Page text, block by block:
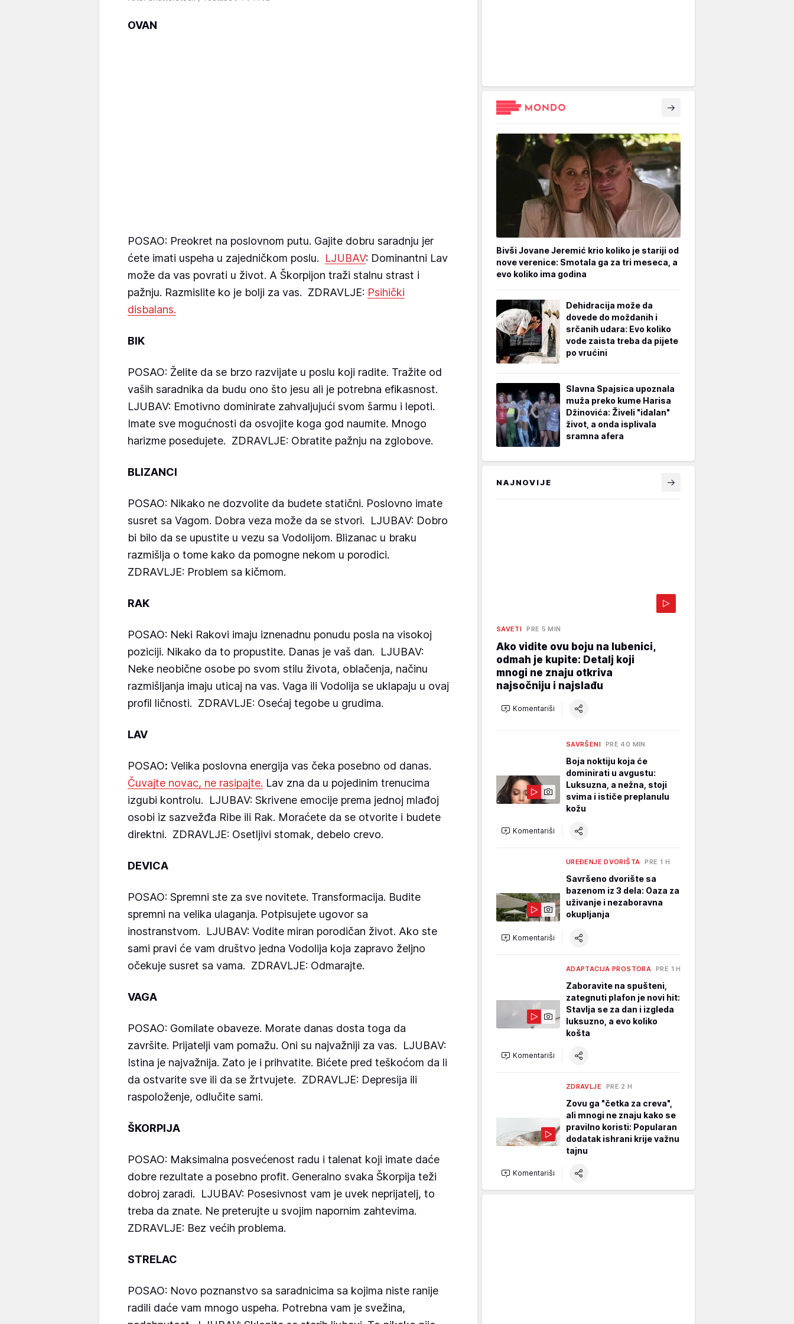
OVAN
POSAO: Preokret na poslovnom putu. Gajite dobru saradnju jer
ćete imati uspeha u zajedničkom poslu. LJUBAV: Dominantni Lav
može da vas povrati u život. A Škorpijon traži stalnu strast i
pažnju. Razmislite ko je bolji za vas. ZDRAVLJE: Psihički
disbalans.
BIK
POSAO: Želite da se brzo razvijate u poslu koji radite. Tražite od
vaših saradnika da budu ono što jesu ali je potrebna efikasnost.
LJUBAV: Emotivno dominirate zahvaljujući svom šarmu i lepoti.
Imate sve mogućnosti da osvojite koga god naumite. Mnogo
harizme posedujete. ZDRAVLJE: Obratite pažnju na zglobove.
BLIZANCI
POSAO: Nikako ne dozvolite da budete statični. Poslovno imate
susret sa Vagom. Dobra veza može da se stvori. LJUBAV: Dobro
bi bilo da se upustite u vezu sa Vodolijom. Blizanac u braku
razmišlja o tome kako da pomogne nekom u porodici.
ZDRAVLJE: Problem sa kičmom.
RAK
POSAO: Neki Rakovi imaju iznenadnu ponudu posla na visokoj
poziciji. Nikako da to propustite. Danas je vaš dan. LJUBAV:
Neke neobične osobe po svom stilu života, oblačenja, načinu
razmišljanja imaju uticaj na vas. Vaga ili Vodolija se uklapaju u ovaj
profil ličnosti. ZDRAVLJE: Osećaj tegobe u grudima.
LAV
POSAO: Velika poslovna energija vas čeka posebno od danas.
Čuvajte novac, ne rasipajte. Lav zna da u pojedinim trenucima
izgubi kontrolu. LJUBAV: Skrivene emocije prema jednoj mlađoj
osobi iz sazvežđa Ribe ili Rak. Moraćete da se otvorite i budete
direktni. ZDRAVLJE: Osetljivi stomak, debelo crevo.
DEVICA
POSAO: Spremni ste za sve novitete. Transformacija. Budite
spremni na velika ulaganja. Potpisujete ugovor sa
inostranstvom. LJUBAV: Vodite miran porodičan život. Ako ste
sami pravi će vam društvo jedna Vodolija koja zapravo željno
očekuje susret sa vama. ZDRAVLJE: Odmarajte.
VAGA
POSAO: Gomilate obaveze. Morate danas dosta toga da
završite. Prijatelji vam pomažu. Oni su najvažniji za vas. LJUBAV:
Istina je najvažnija. Zato je i prihvatite. Bićete pred teškoćom da li
da ostvarite sve ili da se žrtvujete. ZDRAVLJE: Depresija ili
raspoloženje, odlučite sami.
ŠKORPIJA
POSAO: Maksimalna posvećenost radu i talenat koji imate daće
dobre rezultate a posebno profit. Generalno svaka Škorpija teži
dobroj zaradi. LJUBAV: Posesivnost vam je uvek neprijatelj, to
treba da znate. Ne preterujte u svojim napornim zahtevima.
ZDRAVLJE: Bez većih problema.
STRELAC
POSAO: Novo poznanstvo sa saradnicima sa kojima niste ranije
radili daće vam mnogo uspeha. Potrebna vam je svežina,
Bivši Jovane Jeremić krio koliko je stariji od
nove verenice: Smotala ga za tri meseca, a
evo koliko ima godina
Dehidracija može da
dovede do moždanih i
srčanih udara: Evo koliko
vode zaista treba da pijete
po vrućini
Slavna Spajsica upoznala
muža preko kume Harisa
Džinovića: Živeli "idalan"
život, a onda isplivala
sramna afera
NAJNOVIJE
SAVETI PRE 5 MIN
Ako vidite ovu boju na lubenici,
odmah je kupite: Detalj koji
mnogi ne znaju otkriva
najsočniju i najslađu
Komentariši
SAVRŠENI PRE 40 MIN
Boja noktiju koja će
dominirati u avgustu:
Luksuzna, a nežna, stoji
svima i ističe preplanulu
kožu
Komentariši
UREĐENJE DVORIŠTA PRE 1 H
Savršeno dvorište sa
bazenom iz 3 dela: Oaza za
uživanje i nezaboravna
okupljanja
Komentariši
ADAPTACIJA PROSTORA PRE 1 H
Zaboravite na spušteni,
zategnuti plafon je novi hit:
Stavlja se za dan i izgleda
luksuzno, a evo koliko
košta
Komentariši
ZDRAVLJE PRE 2 H
Zovu ga "četka za creva",
ali mnogi ne znaju kako se
pravilno koristi: Popularan
dodatak ishrani krije važnu
tajnu
Komentariši